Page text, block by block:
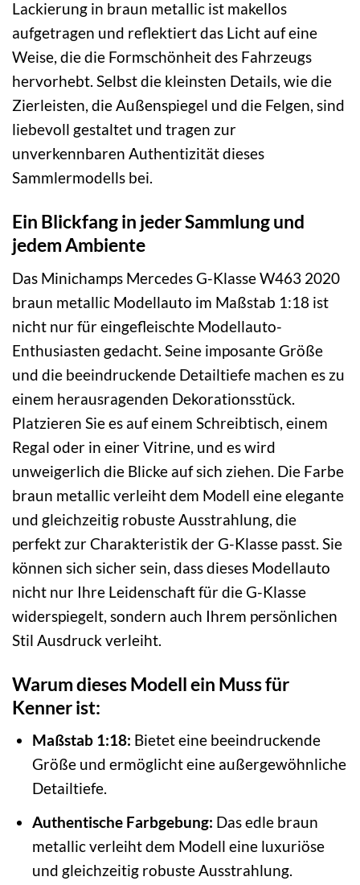
Lackierung in braun metallic ist makellos
aufgetragen und reflektiert das Licht auf eine
Weise, die die Formschönheit des Fahrzeugs
hervorhebt. Selbst die kleinsten Details, wie die
Zierleisten, die Außenspiegel und die Felgen, sind
liebevoll gestaltet und tragen zur
unverkennbaren Authentizität dieses
Sammlermodells bei.
Ein Blickfang in jeder Sammlung und
jedem Ambiente
Das Minichamps Mercedes G-Klasse W463 2020
braun metallic Modellauto im Maßstab 1:18 ist
nicht nur für eingefleischte Modellauto-
Enthusiasten gedacht. Seine imposante Größe
und die beeindruckende Detailtiefe machen es zu
einem herausragenden Dekorationsstück.
Platzieren Sie es auf einem Schreibtisch, einem
Regal oder in einer Vitrine, und es wird
unweigerlich die Blicke auf sich ziehen. Die Farbe
braun metallic verleiht dem Modell eine elegante
und gleichzeitig robuste Ausstrahlung, die
perfekt zur Charakteristik der G-Klasse passt. Sie
können sich sicher sein, dass dieses Modellauto
nicht nur Ihre Leidenschaft für die G-Klasse
widerspiegelt, sondern auch Ihrem persönlichen
Stil Ausdruck verleiht.
Warum dieses Modell ein Muss für
Kenner ist:
Maßstab 1:18: Bietet eine beeindruckende
Größe und ermöglicht eine außergewöhnliche
Detailtiefe.
Authentische Farbgebung: Das edle braun
metallic verleiht dem Modell eine luxuriöse
und gleichzeitig robuste Ausstrahlung.